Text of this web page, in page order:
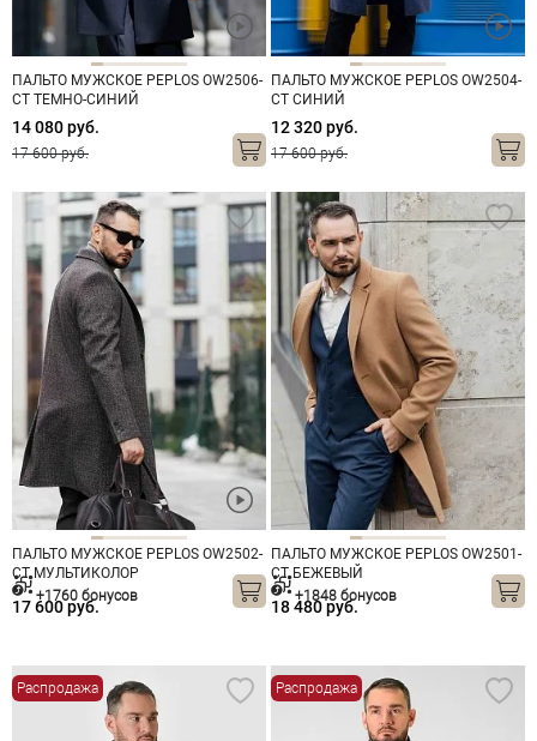
ПАЛЬТО МУЖСКОЕ PEPLOS OW2506-
CT ТЕМНО-СИНИЙ
14 080 руб.
17 600 руб.
ПАЛЬТО МУЖСКОЕ PEPLOS OW2504-
CT СИНИЙ
12 320 руб.
17 600 руб.
ПАЛЬТО МУЖСКОЕ PEPLOS OW2502-
CT МУЛЬТИКОЛОР
17 600 руб.
+1760 бонусов
ПАЛЬТО МУЖСКОЕ PEPLOS OW2501-
CT БЕЖЕВЫЙ
18 480 руб.
+1848 бонусов
Распродажа Распродажа